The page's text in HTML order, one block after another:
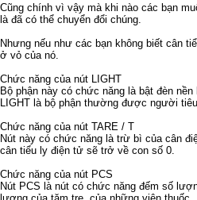
Cũng chính vì vậy mà khi nào các bạn
là đã có thể chuyển đổi chúng.
Nhưng nếu như các bạn không biết cân
ở vỏ của nó.
Chức năng của nút LIGHT
Bộ phận này có chức năng là bật đèn
LIGHT là bộ phận thường được người
Chức năng của nút TARE / T
Nút này có chức năng là trừ bì của cân
cân tiểu ly điện tử sẽ trở về con số 0.
Chức năng của nút PCS
Nút PCS là nút có chức năng đếm số